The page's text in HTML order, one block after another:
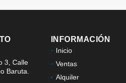
3, Calle
Baruta.
INFORMACIÓN
Inicio
Ventas
Alquiler